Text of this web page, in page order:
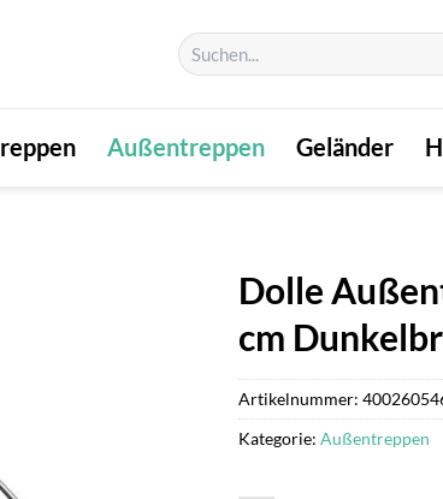
Suchen
nach:
Außentreppen Geländer
Dolle
cm
Artikelnummer:
Kategorie: Außentreppen